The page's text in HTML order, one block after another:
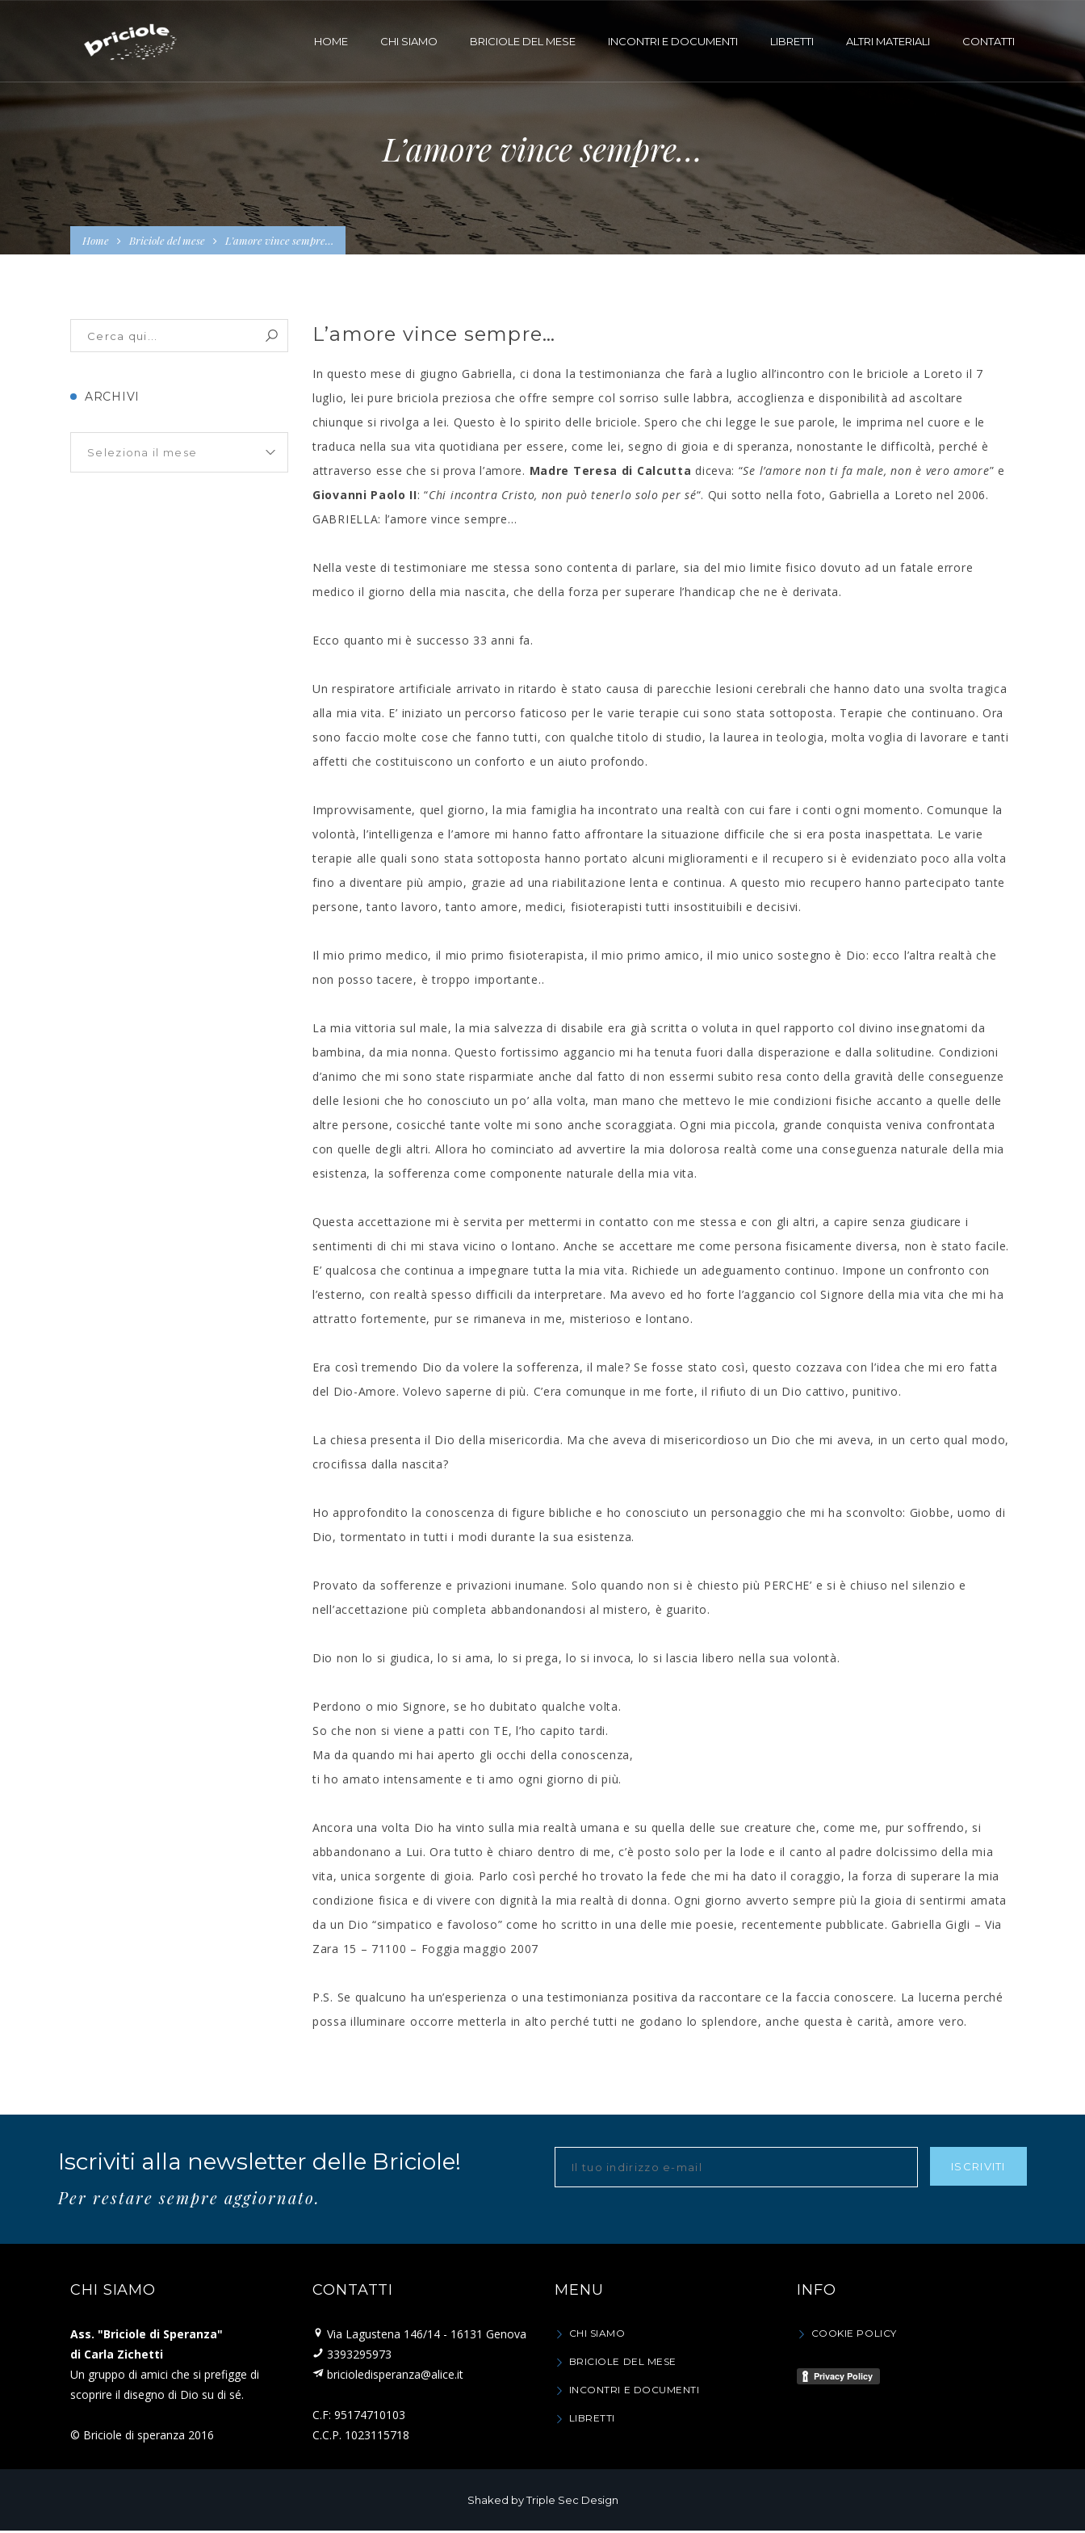
HOME CHI SIAMO BRICIOLE DEL MESE INCONTRI E DOCUMENTI LIBRETTI ALTRI MATERIALI CONTATTI
L’amore vince sempre…
Home Briciole del mese L’amore vince sempre…
ARCHIVI
L’amore vince sempre…
In questo mese di giugno Gabriella, ci dona la testimonianza che farà a luglio all’incontro con le briciole a Loreto il 7
luglio, lei pure briciola preziosa che offre sempre col sorriso sulle labbra, accoglienza e disponibilità ad ascoltare
chiunque si rivolga a lei. Questo è lo spirito delle briciole. Spero che chi legge le sue parole, le imprima nel cuore e le
traduca nella sua vita quotidiana per essere, come lei, segno di gioia e di speranza, nonostante le difficoltà, perché è
attraverso esse che si prova l’amore. Madre Teresa di Calcutta diceva: “Se l’amore non ti fa male, non è vero amore” e
Giovanni Paolo II: “Chi incontra Cristo, non può tenerlo solo per sé“. Qui sotto nella foto, Gabriella a Loreto nel 2006.
GABRIELLA: l’amore vince sempre…
Nella veste di testimoniare me stessa sono contenta di parlare, sia del mio limite fisico dovuto ad un fatale errore
medico il giorno della mia nascita, che della forza per superare l’handicap che ne è derivata.
Ecco quanto mi è successo 33 anni fa.
Un respiratore artificiale arrivato in ritardo è stato causa di parecchie lesioni cerebrali che hanno dato una svolta tragica
alla mia vita. E’ iniziato un percorso faticoso per le varie terapie cui sono stata sottoposta. Terapie che continuano. Ora
sono faccio molte cose che fanno tutti, con qualche titolo di studio, la laurea in teologia, molta voglia di lavorare e tanti
affetti che costituiscono un conforto e un aiuto profondo.
Improvvisamente, quel giorno, la mia famiglia ha incontrato una realtà con cui fare i conti ogni momento. Comunque la
volontà, l’intelligenza e l’amore mi hanno fatto affrontare la situazione difficile che si era posta inaspettata. Le varie
terapie alle quali sono stata sottoposta hanno portato alcuni miglioramenti e il recupero si è evidenziato poco alla volta
fino a diventare più ampio, grazie ad una riabilitazione lenta e continua. A questo mio recupero hanno partecipato tante
persone, tanto lavoro, tanto amore, medici, fisioterapisti tutti insostituibili e decisivi.
Il mio primo medico, il mio primo fisioterapista, il mio primo amico, il mio unico sostegno è Dio: ecco l’altra realtà che
non posso tacere, è troppo importante..
La mia vittoria sul male, la mia salvezza di disabile era già scritta o voluta in quel rapporto col divino insegnatomi da
bambina, da mia nonna. Questo fortissimo aggancio mi ha tenuta fuori dalla disperazione e dalla solitudine. Condizioni
d’animo che mi sono state risparmiate anche dal fatto di non essermi subito resa conto della gravità delle conseguenze
delle lesioni che ho conosciuto un po’ alla volta, man mano che mettevo le mie condizioni fisiche accanto a quelle delle
altre persone, cosicché tante volte mi sono anche scoraggiata. Ogni mia piccola, grande conquista veniva confrontata
con quelle degli altri. Allora ho cominciato ad avvertire la mia dolorosa realtà come una conseguenza naturale della mia
esistenza, la sofferenza come componente naturale della mia vita.
Questa accettazione mi è servita per mettermi in contatto con me stessa e con gli altri, a capire senza giudicare i
sentimenti di chi mi stava vicino o lontano. Anche se accettare me come persona fisicamente diversa, non è stato facile.
E’ qualcosa che continua a impegnare tutta la mia vita. Richiede un adeguamento continuo. Impone un confronto con
l’esterno, con realtà spesso difficili da interpretare. Ma avevo ed ho forte l’aggancio col Signore della mia vita che mi ha
attratto fortemente, pur se rimaneva in me, misterioso e lontano.
Era così tremendo Dio da volere la sofferenza, il male? Se fosse stato così, questo cozzava con l’idea che mi ero fatta
del Dio-Amore. Volevo saperne di più. C’era comunque in me forte, il rifiuto di un Dio cattivo, punitivo.
La chiesa presenta il Dio della misericordia. Ma che aveva di misericordioso un Dio che mi aveva, in un certo qual modo,
crocifissa dalla nascita?
Ho approfondito la conoscenza di figure bibliche e ho conosciuto un personaggio che mi ha sconvolto: Giobbe, uomo di
Dio, tormentato in tutti i modi durante la sua esistenza.
Provato da sofferenze e privazioni inumane. Solo quando non si è chiesto più PERCHE’ e si è chiuso nel silenzio e
nell’accettazione più completa abbandonandosi al mistero, è guarito.
Dio non lo si giudica, lo si ama, lo si prega, lo si invoca, lo si lascia libero nella sua volontà.
Perdono o mio Signore, se ho dubitato qualche volta.
So che non si viene a patti con TE, l’ho capito tardi.
Ma da quando mi hai aperto gli occhi della conoscenza,
ti ho amato intensamente e ti amo ogni giorno di più.
Ancora una volta Dio ha vinto sulla mia realtà umana e su quella delle sue creature che, come me, pur soffrendo, si
abbandonano a Lui. Ora tutto è chiaro dentro di me, c’è posto solo per la lode e il canto al padre dolcissimo della mia
vita, unica sorgente di gioia. Parlo così perché ho trovato la fede che mi ha dato il coraggio, la forza di superare la mia
condizione fisica e di vivere con dignità la mia realtà di donna. Ogni giorno avverto sempre più la gioia di sentirmi amata
da un Dio “simpatico e favoloso” come ho scritto in una delle mie poesie, recentemente pubblicate. Gabriella Gigli – Via
Zara 15 – 71100 – Foggia maggio 2007
P.S. Se qualcuno ha un’esperienza o una testimonianza positiva da raccontare ce la faccia conoscere. La lucerna perché
possa illuminare occorre metterla in alto perché tutti ne godano lo splendore, anche questa è carità, amore vero.
Iscriviti alla newsletter delle Briciole!
Per restare sempre aggiornato.
CHI SIAMO
Ass. "Briciole di Speranza"
di Carla Zichetti
Un gruppo di amici che si prefigge di
scoprire il disegno di Dio su di sé.
© Briciole di speranza 2016
CONTATTI
Via Lagustena 146/14 - 16131 Genova
3393295973
bricioledisperanza@alice.it
C.F: 95174710103
C.C.P. 1023115718
MENU
CHI SIAMO
BRICIOLE DEL MESE
INCONTRI E DOCUMENTI
LIBRETTI
INFO
COOKIE POLICY
Shaked byTriple Sec Design